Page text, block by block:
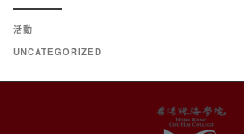
活動
UNCATEGORIZED